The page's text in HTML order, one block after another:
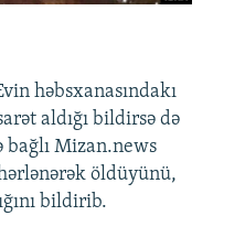
həbsxanasındakı
aldığı bildirsə də
Mizan.news
öldüyünü,
bildirib.